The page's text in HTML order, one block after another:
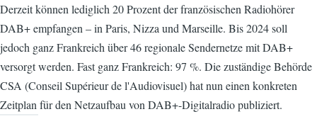
Derzeit können lediglich 20 Prozent der französischen Radiohörer
DAB+ empfangen – in Paris, Nizza und Marseille. Bis 2024 soll
jedoch ganz Frankreich über 46 regionale Sendernetze mit DAB+
versorgt werden. Fast ganz Frankreich: 97 %. Die zuständige Behörde
CSA (Conseil Supérieur de l'Audiovisuel) hat nun einen konkreten
Zeitplan für den Netzaufbau von DAB+-Digitalradio publiziert.